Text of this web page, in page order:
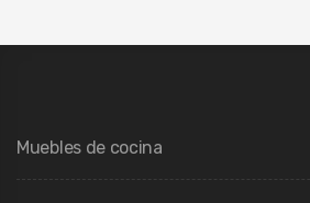
Muebles de cocina